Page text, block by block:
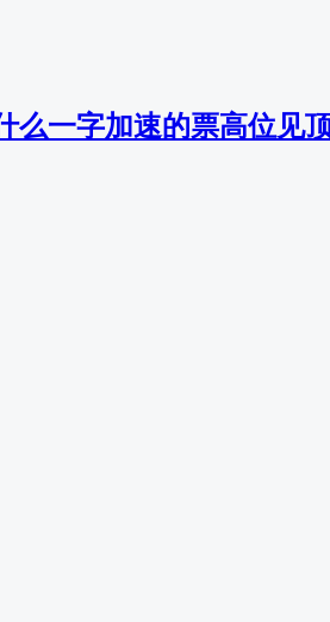
一字加速的票高位见